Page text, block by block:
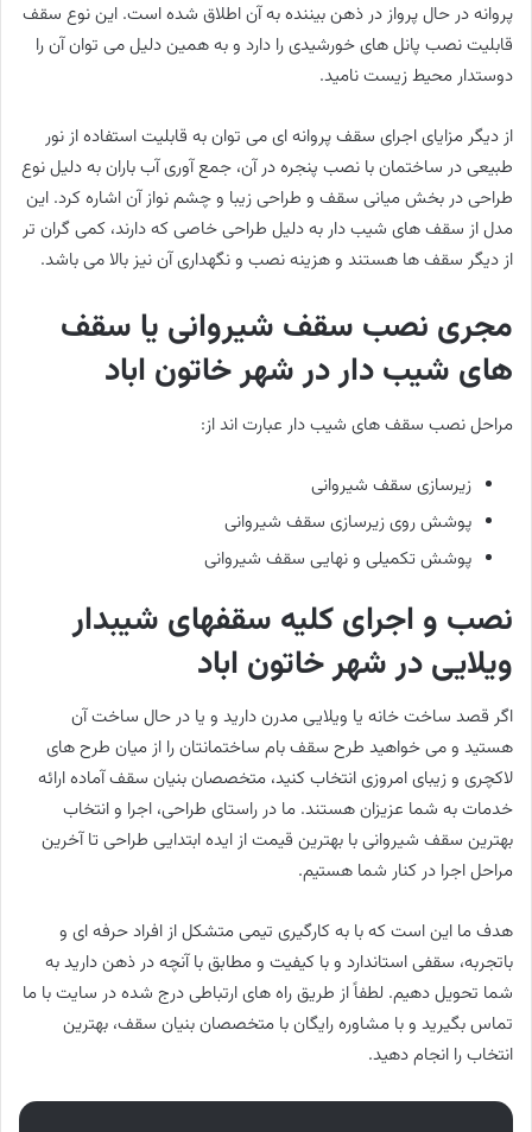
پروانه در حال پرواز در ذهن بیننده به آن اطلاق شده است. این نوع سقف
قابلیت نصب پانل های خورشیدی را دارد و به همین دلیل می توان آن را
دوستدار محیط زیست نامید.
از دیگر مزایای اجرای سقف پروانه ای می توان به قابلیت استفاده از نور
طبیعی در ساختمان با نصب پنجره در آن، جمع آوری آب باران به دلیل نوع
طراحی در بخش میانی سقف و طراحی زیبا و چشم نواز آن اشاره کرد. این
مدل از سقف های شیب دار به دلیل طراحی خاصی که دارند، کمی گران تر
از دیگر سقف ها هستند و هزینه نصب و نگهداری آن نیز بالا می باشد.
مجری نصب سقف شیروانی یا سقف
های شیب دار در شهر خاتون اباد
مراحل نصب سقف های شیب دار عبارت اند از:
زیرسازی سقف شیروانی
پوشش روی زیرسازی سقف شیروانی
پوشش تکمیلی و نهایی سقف شیروانی
نصب و اجرای کلیه سقفهای شیبدار
ویلایی در شهر خاتون اباد
اگر قصد ساخت خانه یا ویلایی مدرن دارید و یا در حال ساخت آن
هستید و می خواهید طرح سقف بام ساختمانتان را از میان طرح های
لاکچری و زیبای امروزی انتخاب کنید، متخصصان بنیان سقف آماده ارائه
خدمات به شما عزیزان هستند. ما در راستای طراحی، اجرا و انتخاب
بهترین سقف شیروانی با بهترین قیمت از ایده ابتدایی طراحی تا آخرین
مراحل اجرا در کنار شما هستیم.
هدف ما این است که با به کارگیری تیمی متشکل از افراد حرفه ای و
باتجربه، سقفی استاندارد و با کیفیت و مطابق با آنچه در ذهن دارید به
شما تحویل دهیم. لطفاً از طریق راه های ارتباطی درج شده در سایت با ما
تماس بگیرید و با مشاوره رایگان با متخصصان بنیان سقف، بهترین
انتخاب را انجام دهید.